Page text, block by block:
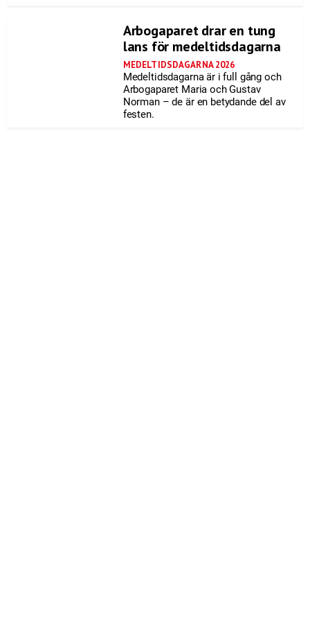
Arbogaparet drar en tung
lans för medeltidsdagarna
MEDELTIDSDAGARNA 2026
Medeltidsdagarna är i full gång och
Arbogaparet Maria och Gustav
Norman – de är en betydande del av
festen.